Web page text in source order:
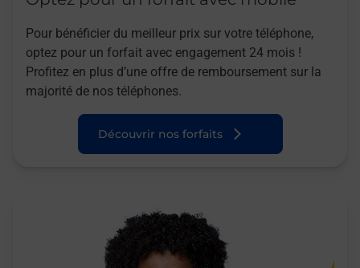
Pour bénéficier du meilleur prix sur votre téléphone,
optez pour un forfait avec engagement 24 mois !
Profitez en plus d’une offre de remboursement sur la
majorité de nos téléphones.
Découvrir nos forfaits